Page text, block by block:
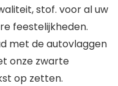
stof. voor al uw
feestelijkheden.
met de autovlaggen
onze zwarte
op zetten.